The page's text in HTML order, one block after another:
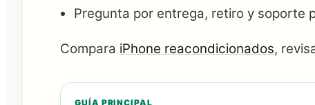
Pregunta por entrega, retiro y soporte
Compara iPhone reacondicionados,
GUÍA PRINCIPAL